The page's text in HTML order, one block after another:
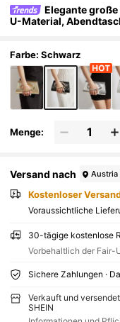
Elegante
U-Material,
e
Farbe: Schwarz
Menge:
Versand nach Austria
Kostenloser
Voraussichtliche
30-tägige kostenlose
Vorbehaltlich der Fair-
Sichere Zahlungen ·
Verkauft und
SHEIN